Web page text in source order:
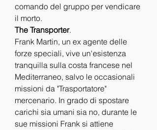
comando del gruppo per vendicare
il morto.
The Transporter.
Frank Martin, un ex agente delle
forze speciali, vive un'esistenza
tranquilla sulla costa francese nel
Mediterraneo, salvo le occasionali
missioni da "Trasportatore"
mercenario. In grado di spostare
carichi sia umani sia no, durante le
sue missioni Frank si attiene